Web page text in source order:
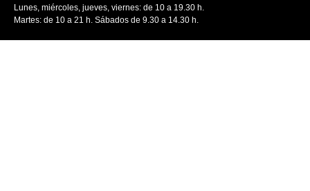
Lunes, miércoles, jueves, viernes: de 10 a 19.30 h.
Martes: de 10 a 21 h. Sábados de 9.30 a 14.30 h.